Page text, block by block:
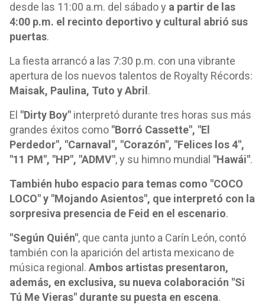
desde las 11:00 a.m. del sábado y a partir de las
4:00 p.m. el recinto deportivo y cultural abrió sus
puertas.
La fiesta arrancó a las 7:30 p.m. con una vibrante
apertura de los nuevos talentos de Royalty Récords:
Maisak, Paulina, Tuto y Abril .
El "Dirty Boy" interpretó durante tres horas sus más
grandes éxitos como "Borró Cassette", "El
Perdedor", "Carnaval", "Corazón", "Felices los 4",
"11 PM", "HP", "ADMV", y su himno mundial "Hawái".
También hubo espacio para temas como "COCO
LOCO" y "Mojando Asientos", que interpretó con la
sorpresiva presencia de Feid en el escenario.
"Según Quién", que canta junto a Carín León, contó
también con la aparición del artista mexicano de
música regional. Ambos artistas presentaron,
además, en exclusiva, su nueva colaboración "Si
Tú Me Vieras" durante su puesta en escena.